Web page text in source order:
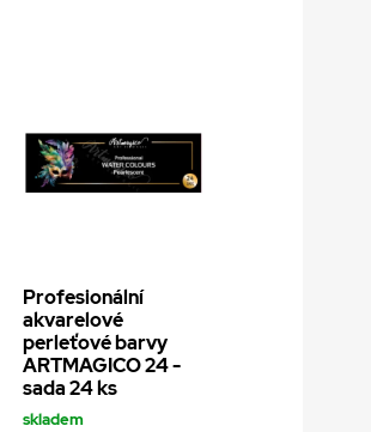
Profesionální
akvarelové
perleťové barvy
ARTMAGICO 24 -
sada 24 ks
skladem